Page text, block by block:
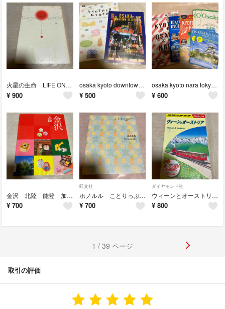
火星の生命 LIFE ON MARS トレイシー・K・スミス 小説 文学
¥ 900
osaka kyoto downtown 観光ガイド 地図 map guide
¥ 500
osaka kyoto nara tokyo 大阪 京都 奈良map guide
¥ 600
金沢 北陸 能登 加賀 ココミル ガイド マップ 地図 旅行
¥ 700
旺文社
ホノルル ことりっぷ アプリ 英語 ハワイ ガイド マップ 地図 旅行
¥ 700
ダイヤモンド社
ウィーンとオーストリア 地球の歩き方 2018-19 ガイド マップ 旅行 地図
¥ 800
1 / 39 ページ
取引の評価